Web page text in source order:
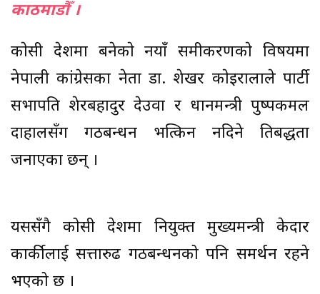
काठमाडौँ ।
काेसी प्रदेशमा बनेकाे नयाँ समीकरणकाे विषयमा
नेपाली कांग्रेसका नेता डा. शेखर काेइरालाले पार्टी
सभापति शेरबहादुर देउवा र प्रधानमन्त्री पुष्पकमल
दाहालसँग गठबन्धन भत्किन नदिने प्रतिबद्धता
जनाएका छन् ।
यससँगै कोसी प्रदेशमा नियुक्त मुख्यमन्त्री केदार
कार्कीलाई सत्तारुढ गठबन्धनको पनि समर्थन रहने
भएको छ ।